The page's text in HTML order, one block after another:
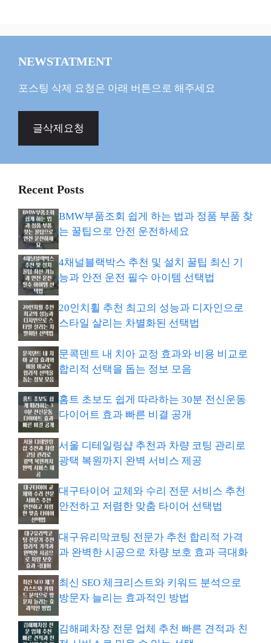
NEWSTATMENT
포스팅 삭제 요청은 아래 버튼으로 해주세요
글삭제요청
Recent Posts
BMW부품조회 쉽게 하는 법과 정품 부품 찾
는 꿀팁으로 안전 운전하세요
4채널블랙박스 추천 및 설치 꿀팁 최신 기
능과 안전 운전 필수 아이템 선택법
20인치휠 추천 최고의 성능과 디자인으로
스타일 살리는 차별화된 선택법
문콕덴트 내 치아 교정 효과와 비용 비교로
합리적 선택을 돕는 정보 모음
홈트 초보도 쉽게 따라하는 30분 전신운동
다이어트 효과 빠른 비결 공개
서울 디테일링샵 추천과 차량 코팅 관리로
광택 복원까지 완벽 서비스 제공
대구타이어 교체와 수리 전문 서비스 추천
안전하고 저렴한 맞춤 타이어 선택법
대구유리막코팅 전문가 추천 합리적 가격
과 완벽한 시공으로 차량 보호 효과 극대화
최신 SEO 체크리스트와 키워드 분석으로
방문자 늘리는 효과적인 방법
김해폐차장 전문 업체 추천 빠른 견적과 친